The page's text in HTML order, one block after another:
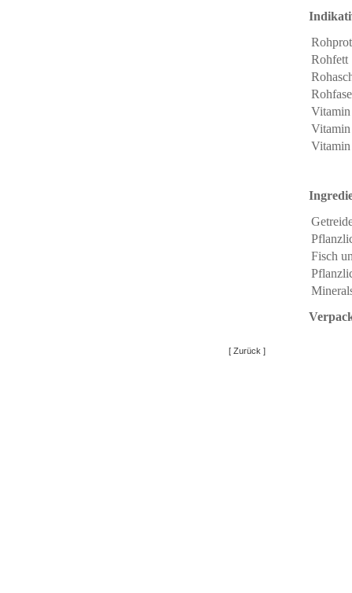
Rohfett
Fisch
[ Zurück ]